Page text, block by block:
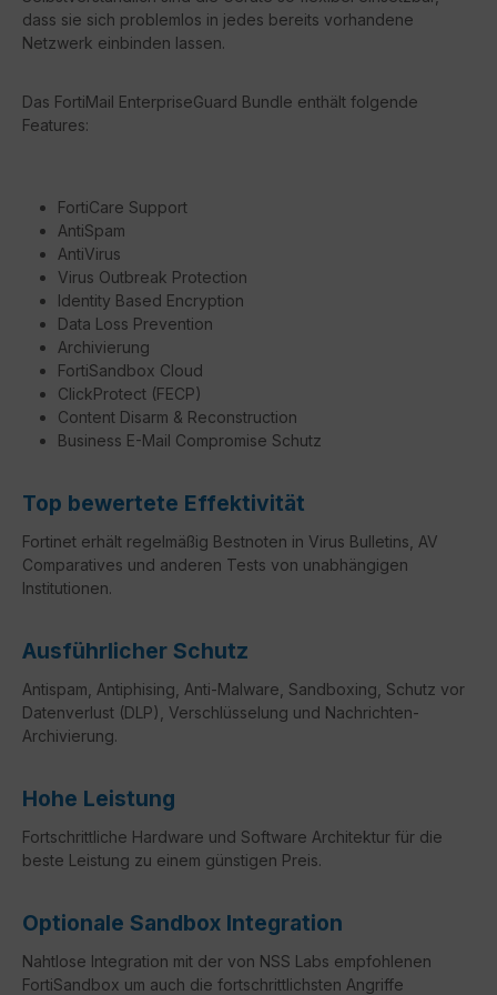
dass sie sich problemlos in jedes bereits vorhandene
Netzwerk einbinden lassen.
Das FortiMail EnterpriseGuard Bundle enthält folgende
Features:
FortiCare Support
AntiSpam
AntiVirus
Virus Outbreak Protection
Identity Based Encryption
Data Loss Prevention
Archivierung
FortiSandbox Cloud
ClickProtect (FECP)
Content Disarm & Reconstruction
Business E-Mail Compromise Schutz
Top bewertete Effektivität
Fortinet erhält regelmäßig Bestnoten in Virus Bulletins, AV
Comparatives und anderen Tests von unabhängigen
Institutionen.
Ausführlicher Schutz
Antispam, Antiphising, Anti-Malware, Sandboxing, Schutz vor
Datenverlust (DLP), Verschlüsselung und Nachrichten-
Archivierung.
Hohe Leistung
Fortschrittliche Hardware und Software Architektur für die
beste Leistung zu einem günstigen Preis.
Optionale Sandbox Integration
Nahtlose Integration mit der von NSS Labs empfohlenen
FortiSandbox um auch die fortschrittlichsten Angriffe